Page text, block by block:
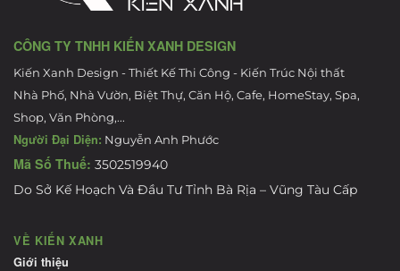
CÔNG TY TNHH KIẾN XANH DESIGN
Kiến Xanh Design - Thiết Kế Thi Công - Kiến Trúc Nội thất
Nhà Phố, Nhà Vườn, Biệt Thự, Căn Hộ, Cafe, HomeStay, Spa,
Shop, Văn Phòng,...
Người Đại Diện: Nguyễn Anh Phước
Mã Số Thuế: 3502519940
Do Sở Kế Hoạch Và Đầu Tư Tỉnh Bà Rịa – Vũng Tàu Cấp
VỀ KIẾN XANH
Giới thiệu